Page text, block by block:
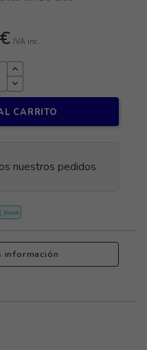
IVA inc.
CARRITO
nuestros pedidos
información